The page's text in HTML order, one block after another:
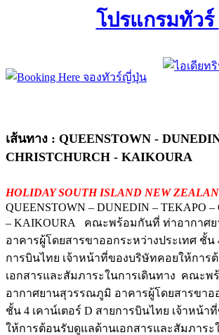
โปรแกรมทัวร์
เส้นทาง : QUEENSTOWN -
CHRISTCHURCH - KAIKOURA
HOLIDAY SOUTH ISLAND NEW
QUEENSTOWN – DUNEDIN – TEKAPO –
– KAIKOURA คณะพร้อมกันที่ ท่าอากาศ
อาคารผู้โดยสารขาออกระหว่างประเทศ ชั้น
การบินไทย เจ้าหน้าที่ของบริษัทคอยให้การ
เอกสารและสัมภาระในการเดินทาง คณะพ
อากาศยานสุวรรณภูมิ อาคารผู้โดยสารขาอ
ชั้น 4 เคาน์เตอร์ D สายการบินไทย เจ้าหน้า
ให้การต้อนรับดูแลด้านเอกสารและสัมภาระ